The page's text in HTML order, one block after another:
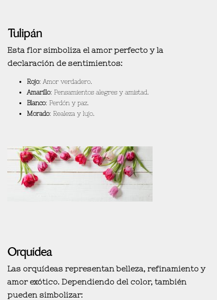
Tulipán
Esta flor simboliza el amor perfecto y la
declaración de sentimientos:
Rojo: Amor verdadero.
Amarillo: Pensamientos alegres y amistad.
Blanco: Perdón y paz.
Morado: Realeza y lujo.
Orquídea
Las orquídeas representan belleza, refinamiento y
amor exótico. Dependiendo del color, también
pueden simbolizar: